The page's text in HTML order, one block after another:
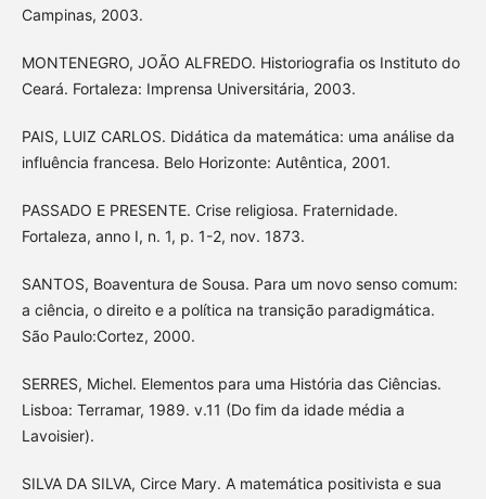
Campinas, 2003.
MONTENEGRO, JOÃO ALFREDO. Historiografia os Instituto do
Ceará. Fortaleza: Imprensa Universitária, 2003.
PAIS, LUIZ CARLOS. Didática da matemática: uma análise da
influência francesa. Belo Horizonte: Autêntica, 2001.
PASSADO E PRESENTE. Crise religiosa. Fraternidade.
Fortaleza, anno I, n. 1, p. 1-2, nov. 1873.
SANTOS, Boaventura de Sousa. Para um novo senso comum:
a ciência, o direito e a política na transição paradigmática.
São Paulo:Cortez, 2000.
SERRES, Michel. Elementos para uma História das Ciências.
Lisboa: Terramar, 1989. v.11 (Do fim da idade média a
Lavoisier).
SILVA DA SILVA, Circe Mary. A matemática positivista e sua